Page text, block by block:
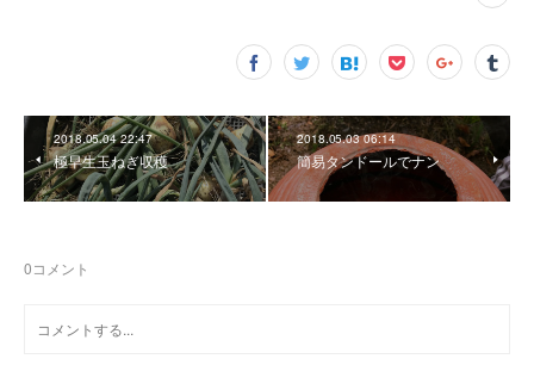
2018.05.04 22:47
極早生玉ねぎ収穫
2018.05.03 06:14
簡易タンドールでナン
0コメント